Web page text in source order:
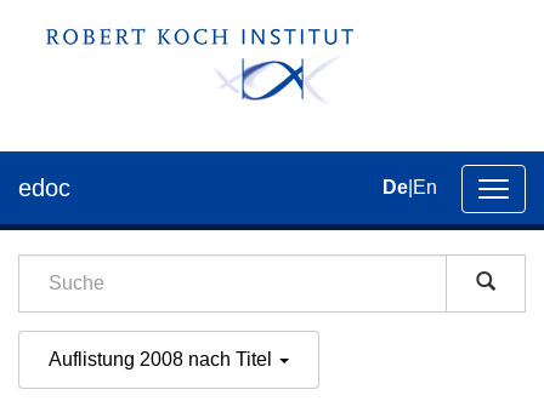
der
edoc De En
Auflistung 2008 nach Titel